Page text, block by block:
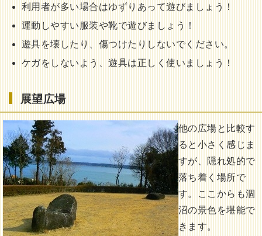
利用者が多い場合はゆずりあって遊びましょう！
運動しやすい服装や靴で遊びましょう！
遊具を壊したり、傷つけたりしないでください。
ケガをしないよう、遊具は正しく使いましょう！
展望広場
他の広場と比較す
ると小さく感じま
すが、隠れ処的で
落ち着く場所で
す。ここからも涸
沼の景色を堪能で
きます。